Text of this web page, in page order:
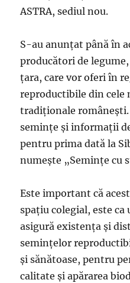
ASTRA, sediul nou.
S-au anunţat până în
producători de
ţara, care vor oferi în
reproductibile din cele
tradiţionale româneşti.
seminţe şi informaţii
pentru prima dată la
numeşte „Seminţe cu
Este important că
spaţiu colegial, este ca
asigură existenţa şi
seminţelor
şi sănătoase, pentru
calitate şi apărarea